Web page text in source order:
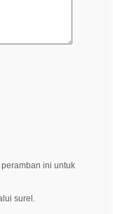
ini untuk
surel.